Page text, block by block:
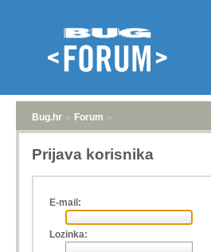
Bug.hr » Forum »
Prijava korisnika
E-mail:
Lozinka: